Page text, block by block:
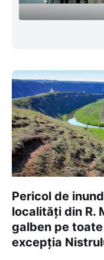
Pericol de
localități din R.
galben pe
excepția